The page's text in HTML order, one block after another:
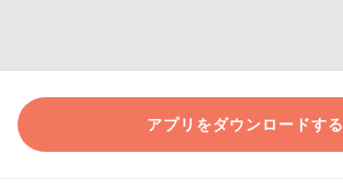
アプリをダウンロードする